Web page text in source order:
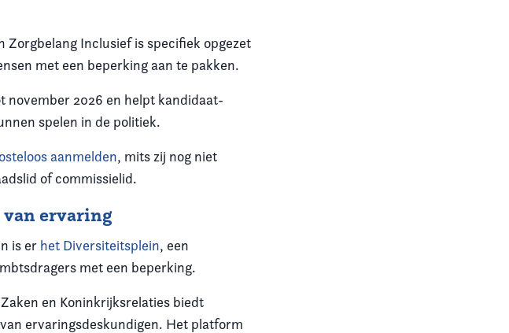
Zorgbelang Inclusief is specifiek opgezet
met een beperking aan te pakken.
november 2026 en helpt kandidaat-
spelen in de politiek.
aanmelden, mits zij nog niet
of commissielid.
van ervaring
is er het Diversiteitsplein, een
met een beperking.
en Koninkrijksrelaties biedt
ervaringsdeskundigen. Het platform